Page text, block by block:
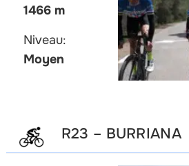
1466 m
Niveau:
Moyen
R23 – BURRIANA